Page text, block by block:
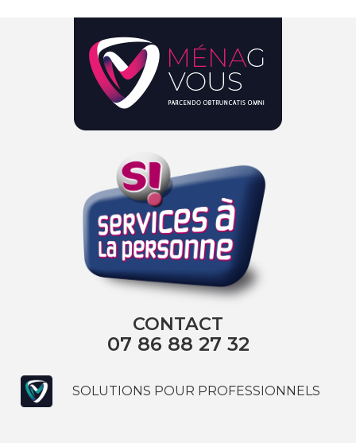
CONTACT
07 86 88 27 32
SOLUTIONS POUR PROFESSIONNELS